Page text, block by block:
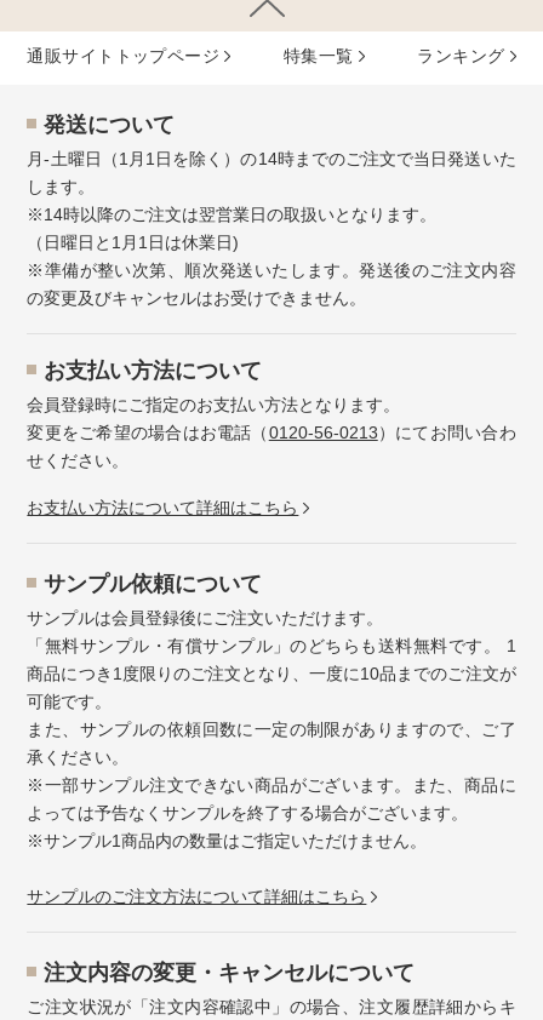
通販サイトトップページ 特集⼀覧 ランキング
発送について
月-土曜日（1月1日を除く）の14時までのご注文で当日発送いた
します。
※14時以降のご注文は翌営業日の取扱いとなります。
（日曜日と1月1日は休業日)
※準備が整い次第、順次発送いたします。発送後のご注文内容
の変更及びキャンセルはお受けできません。
お⽀払い⽅法について
会員登録時にご指定のお支払い方法となります。
変更をご希望の場合はお電話（0120-56-0213）にてお問い合わ
せください。
お⽀払い⽅法について詳細はこちら
サンプル依頼について
サンプルは会員登録後にご注文いただけます。
「無料サンプル・有償サンプル」のどちらも送料無料です。 1
商品につき1度限りのご注文となり、一度に10品までのご注文が
可能です。
また、サンプルの依頼回数に一定の制限がありますので、ご了
承ください。
※一部サンプル注文できない商品がございます。また、商品に
よっては予告なくサンプルを終了する場合がございます。
※サンプル1商品内の数量はご指定いただけません。
サンプルのご注文方法について詳細はこちら
注⽂内容の変更・キャンセルについて
ご注文状況が「注文内容確認中」の場合、注文履歴詳細からキ